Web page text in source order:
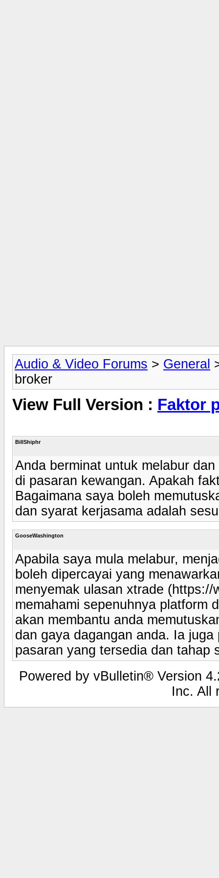
Audio & Video Forums > General
broker
View Full Version : Faktor
BillShiphr
Anda berminat untuk melabur
di pasaran kewangan. Apakah
Bagaimana saya boleh
dan syarat kerjasama adalah
GooseWashington
Apabila saya mula melabur,
boleh dipercayai yang
menyemak ulasan xtrade
memahami sepenuhnya platform
akan membantu anda
dan gaya dagangan anda. Ia
pasaran yang tersedia dan tahap
Powered by vBulletin® Version
Inc. All